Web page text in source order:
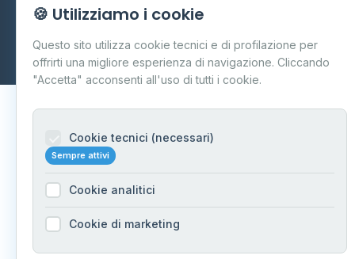
Carpi P.IVA 03859300364
Dati forniti daMinistero delle Imprese e del Made in Italy
Aggiornamento quotidiano
🍪 Utilizziamo i cookie
Questo sito utilizza cookie tecnici e di profilazione per
offrirti una migliore esperienza di navigazione. Cliccando
"Accetta" acconsenti all'uso di tutti i cookie.
Cookie tecnici (necessari)
Sempre attivi
Cookie analitici
Cookie di marketing